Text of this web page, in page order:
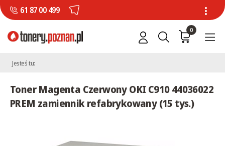
61 87 00 499
0
Jesteś tu:
Toner Magenta Czerwony OKI C910 44036022
PREM zamiennik refabrykowany (15 tys.)